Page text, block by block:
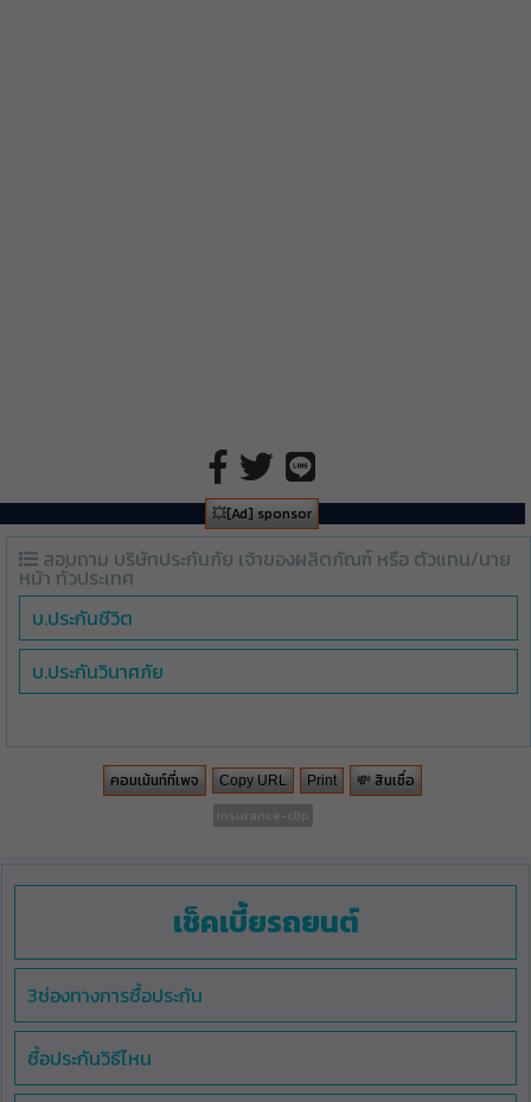
💥[Ad] sponsor
สอบถาม บริษัทประกันภัย เจ้าของผลิตภัณฑ์ หรือ ตัวแทน/นาย
หน้า ทั่วประเทศ
บ.ประกันชีวิต
บ.ประกันวินาศภัย
คอมเม้นท์ที่เพจ Copy URL Print 💸 สินเชื่อ
insurance-clip
เช็คเบี้ยรถยนต์
3ช่องทางการซื้อประกัน
ซื้อประกันวิธีไหน